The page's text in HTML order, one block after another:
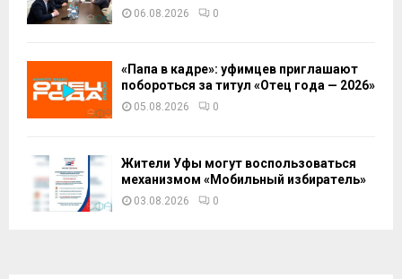
06.08.2026 0
«Папа в кадре»: уфимцев приглашают
побороться за титул «Отец года — 2026»
05.08.2026 0
Жители Уфы могут воспользоваться
механизмом «Мобильный избиратель»
03.08.2026 0